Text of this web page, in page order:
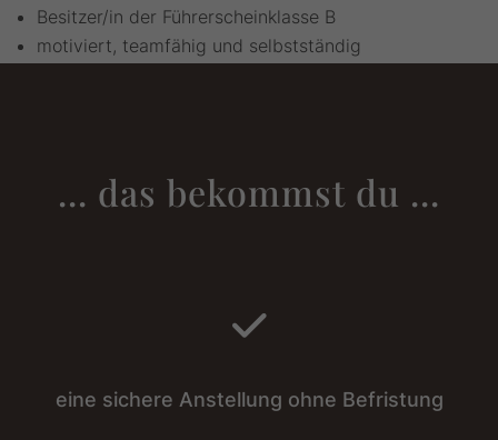
Besitzer/in der Führerscheinklasse B
motiviert, teamfähig und selbstständig
... das bekommst du ...
eine sichere Anstellung ohne Befristung